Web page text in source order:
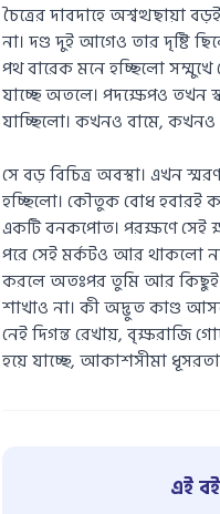
চৈত্রের দাবদাহে অশ্বত্থছায়া
না। দণ্ড দুই আগেও তার দৃষ্টি
পথ বারেক মনে হচ্ছিলো
যাচ্ছে অতলে। পদক্ষেপও তখন
যাচ্ছিলো। কখনও বামে, কখনও
সে বড় বিচিত্র অবস্থা। এখন
হচ্ছিলো। কৌতুক বোধ হবারই
একটি বনকপোত। পরক্ষণে সেই
পরে সেই মর্কটও আর থাকলো
করলে অতঃপর তুমি আর কিছুই
শাখাও না। কী অদ্ভুত কাণ্ড
নেই দিগন্ত রেখায়, বৃক্ষরাজি
হয়ে যাচ্ছে, আকাশসীমা
এই